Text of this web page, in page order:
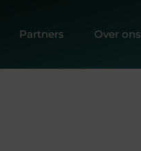
Partners Over ons